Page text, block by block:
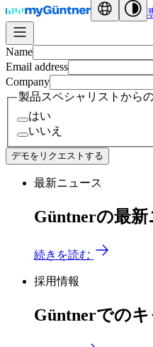
Name
Email address
Company
製品スペシャリストから
はい
いいえ
デモをリクエストする
最新ニュース
Güntnerの最新
続きを読む
採用情報
Güntnerでのキ